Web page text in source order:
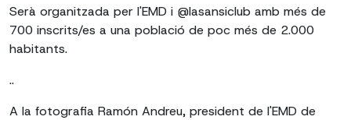
Serà organitzada per l'EMD i @lasansiclub amb més de
700 inscrits/es a una població de poc més de 2.000
habitants.
..
A la fotografia Ramón Andreu, president de l'EMD de